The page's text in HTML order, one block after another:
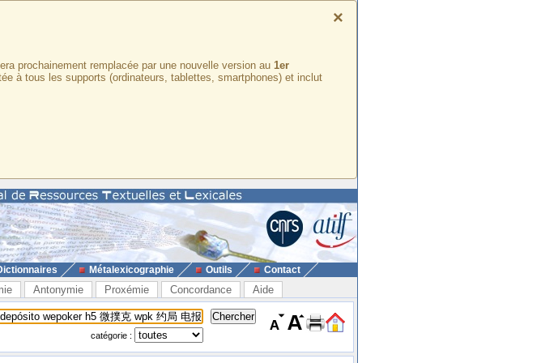
×
prochainement remplacée par une nouvelle version au 1er
à tous les supports (ordinateurs, tablettes, smartphones) et inclut
Métalexicographie Outils Contact
Antonymie Proxémie Concordance Aide
catégorie :